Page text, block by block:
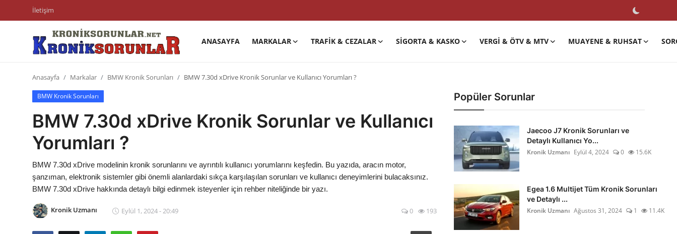
İletişim
ANASAYFA MARKALAR TRAFIK & CEZALAR SIGORTA & KASKO VERGI & ÖTV & MTV MUAYENE & RUHSAT
Trafik & Cezalar
Sigorta & Kasko
Vergi & ÖTV & MTV
Sorgulamalar
Anasayfa Markalar BMW Kronik Sorunları BMW 7.30d xDrive Kronik Sorunlar ve Kullanıcı Yorumları ?
BMW Kronik Sorunları
BMW 7.30d xDrive Kronik Sorunlar ve Kullanıcı
Yorumları ?
BMW 7.30d xDrive modelinin kronik sorunlarını ve ayrıntılı kullanıcı yorumlarını keşfedin. Bu yazıda, aracın motor,
şanzıman, elektronik sistemler gibi önemli alanlardaki sıkça karşılaşılan sorunları ve kullanıcı deneyimlerini bulacaksınız.
BMW 7.30d xDrive hakkında detaylı bilgi edinmek isteyenler için rehber niteliğinde bir yazı.
Kronik Uzmanı Eylül 1, 2024 - 20:49 0 193
Popüler Sorunlar
Jaecoo J7 Kronik Sorunları ve
Detaylı Kullanıcı Yo...
Kronik Uzmanı Eylül 4, 2024 0 15.6K
Egea 1.6 Multijet Tüm Kronik Sorunları
ve Detaylı ...
Kronik Uzmanı Ağustos 31, 2024 1 11.4K